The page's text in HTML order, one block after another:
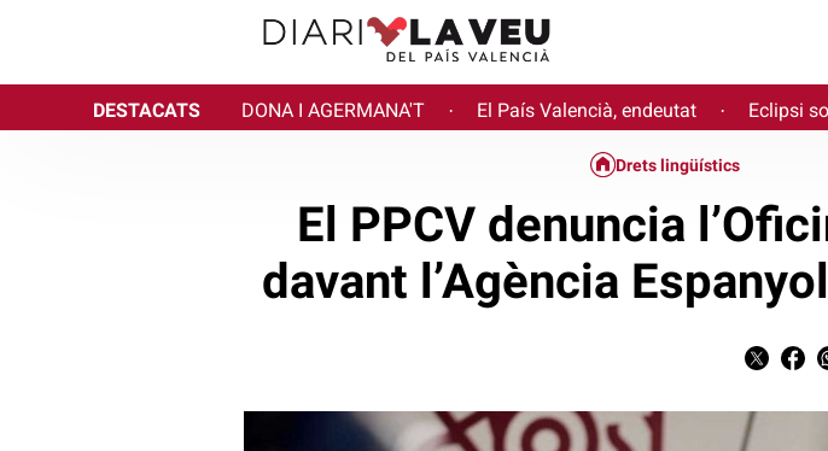
DESTACATS DONA I AGERMANA'T · El País Valencià, endeutat · Eclipsi
Drets lingüístics
El PPCV denuncia
davant l’Agència